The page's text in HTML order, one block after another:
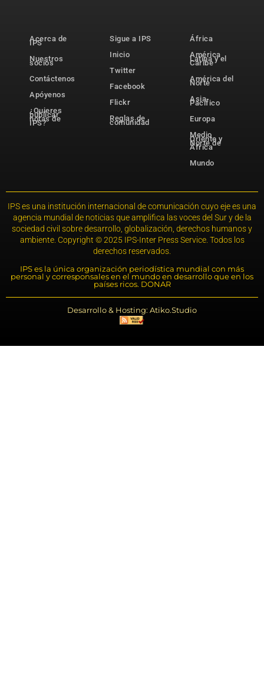
Acerca de
IPS
Nuestros
socios
Contáctenos
Apóyenos
¿Quieres
publicar
notas de
IPS?
Sigue a IPS
Inicio
Twitter
Facebook
Flickr
Reglas de
comunidad
África
América
Latina y el
Caribe
América del
Norte
Asia-
Pacífico
Europa
Medio
Oriente y
Norte de
África
Mundo
IPS es una institución internacional de comunicación cuyo eje es una
agencia mundial de noticias que amplifica las voces del Sur y de la
sociedad civil sobre desarrollo, globalización, derechos humanos y
ambiente. Copyright © 2025 IPS-Inter Press Service. Todos los
derechos reservados.
IPS es la única organización periodística mundial con más
personal y corresponsales en el mundo en desarrollo que en los
países ricos. DONAR
Desarrollo & Hosting: Atiko.Studio